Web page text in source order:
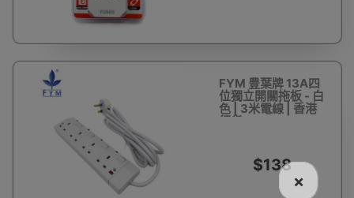
FYM 豊葉牌 13A四
位獨立開關拖板 - 白
色 | 3米電線 | 香港
行貨
$138
×